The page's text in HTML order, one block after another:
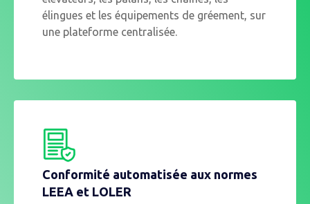
élingues et les équipements de gréement, sur
une plateforme centralisée.
Conformité automatisée aux normes
LEEA et LOLER